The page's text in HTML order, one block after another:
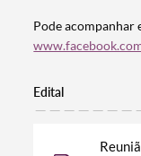
Termo de
Pode acompanhar
Edital